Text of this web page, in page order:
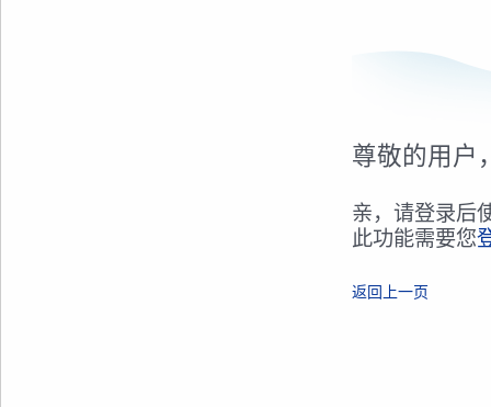
尊敬的用户
亲，请登录后
此功能需要您
返回上一页